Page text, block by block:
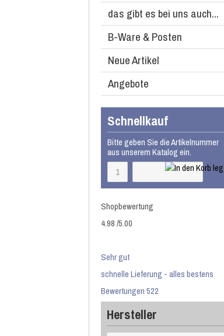
das gibt es bei uns auch...
B-Ware & Posten
Neue Artikel
Angebote
Schnellkauf
Bitte geben Sie die Artikelnummer
aus unserem Katalog ein.
Shopbewertung
4.98/5.00
Sehr gut
schnelle Lieferung - alles bestens
Bewertungen 522
Hersteller